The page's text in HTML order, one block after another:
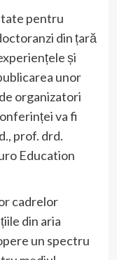
pentru
din țară
și
unor
organizatori
va fi
prof. drd.
Education
cadrelor
din aria
un spectru